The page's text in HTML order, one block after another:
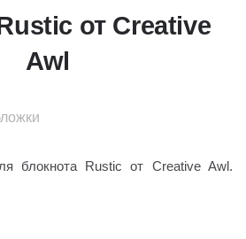
от Creative
Awl
блокнота Rustic от Creative Awl.